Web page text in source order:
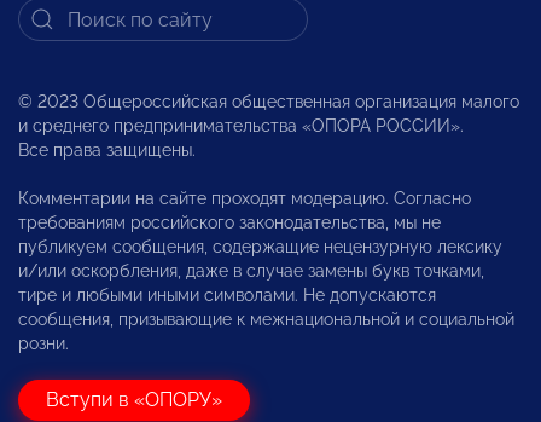
© 2023 Общероссийская общественная организация малого
и среднего предпринимательства «ОПОРА РОССИИ».
Все права защищены.
Комментарии на сайте проходят модерацию. Согласно
требованиям российского законодательства, мы не
публикуем сообщения, содержащие нецензурную лексику
и/или оскорбления, даже в случае замены букв точками,
тире и любыми иными символами. Не допускаются
сообщения, призывающие к межнациональной и социальной
розни.
Вступи в «ОПОРУ»